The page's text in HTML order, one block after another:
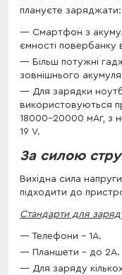
плануєте заряджати:
Смартфон з
ємності повербанку
Більш потужні
зовнішнього
Для зарядки
використовуються
18000-20000 мАг, з
19 V.
За силою
Вихідна сила
підходити до
Стандарти для
Телефони – 1А.
Планшети – до 2А.
Для заряду